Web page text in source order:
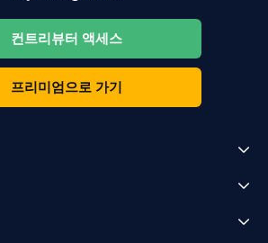
컨트리뷰터 액세스
프리미엄으로 가기